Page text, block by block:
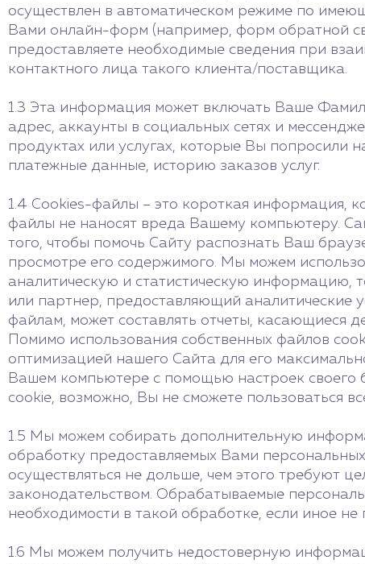
осуществлен в автоматическом режиме по
Вами онлайн-форм (например, форм обратной
предоставляете необходимые сведения при
контактного лица такого клиента/поставщика.
1.3 Эта информация может включать Ваше
адрес, аккаунты в социальных сетях и
продуктах или услугах, которые Вы попросили
платежные данные, историю заказов услуг.
1.4 Cookies-файлы – это короткая информация,
файлы не наносят вреда Вашему компьютеру.
того, чтобы помочь Сайту распознать Ваш
просмотре его содержимого. Мы можем
аналитическую и статистическую информацию,
или партнер, предоставляющий аналитические
файлам, может составлять отчеты, касающиеся
Помимо использования собственных файлов
оптимизацией нашего Сайта для его
Вашем компьютере с помощью настроек своего
cookie, возможно, Вы не сможете пользоваться
1.5 Мы можем собирать дополнительную
обработку предоставляемых Вами
осуществляться не дольше, чем этого требуют
законодательством. Обрабатываемые
необходимости в такой обработке, если иное
1.6 Мы можем получить недостоверную